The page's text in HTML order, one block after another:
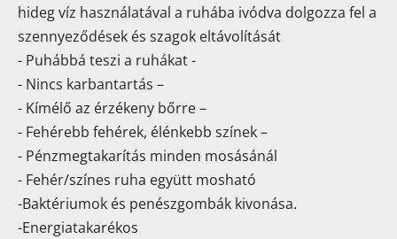
hideg víz használatával a ruhába ivódva dolgozza fel a
szennyeződések és szagok eltávolítását
- Puhábbá teszi a ruhákat -
- Nincs karbantartás –
- Kímélő az érzékeny bőrre –
- Fehérebb fehérek, élénkebb színek –
- Pénzmegtakarítás minden mosásánál
- Fehér/színes ruha együtt mosható
-Baktériumok és penészgombák kivonása.
-Energiatakarékos